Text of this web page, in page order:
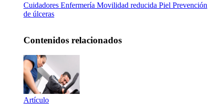
Cuidadores Enfermería Movilidad reducida Piel Prevención
de úlceras
Contenidos relacionados
Artículo